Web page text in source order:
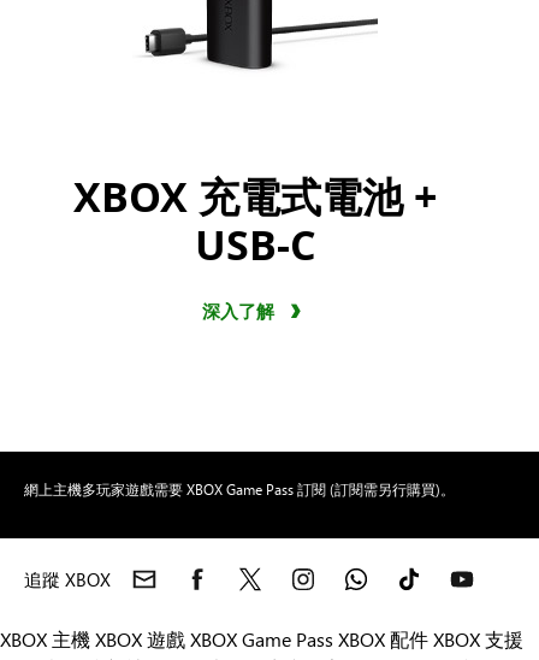
XBOX 充電式電池 +
USB-C
深入了解
網上主機多玩家遊戲需要 XBOX Game Pass 訂閱 (訂閱需另行購買)。
追蹤 XBOX
XBOX 主機XBOX 遊戲XBOX Game Pass XBOX 配件XBOX 支援